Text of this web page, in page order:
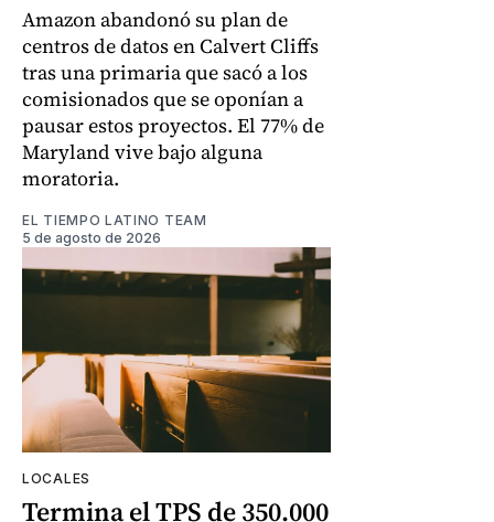
Amazon abandonó su plan de
centros de datos en Calvert Cliffs
tras una primaria que sacó a los
comisionados que se oponían a
pausar estos proyectos. El 77% de
Maryland vive bajo alguna
moratoria.
EL TIEMPO LATINO TEAM
5 de agosto de 2026
LOCALES
Termina el TPS de 350.000